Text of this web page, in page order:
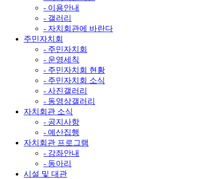
- 이용안내
- 갤러리
- 자치회관에 바란다
주민자치회
- 주민자치회
- 운영세칙
- 주민자치회 현황
- 주민자치회 소식
- 사진갤러리
- 동영상갤러리
자치회관 소식
- 공지사항
- 예산집행
자치회관 프로그램
- 강좌안내
- 동아리
시설 및 대관